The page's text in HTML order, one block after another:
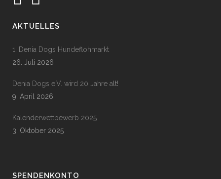
AKTUELLES
1. Denia Dogs Hundeflohmarkt
26. Juli 2026
Denia Dogs e.V. wird 20 Jahre alt!
9. April 2026
Kalenderwettbewerb 2025
3. Oktober 2025
SPENDENKONTO